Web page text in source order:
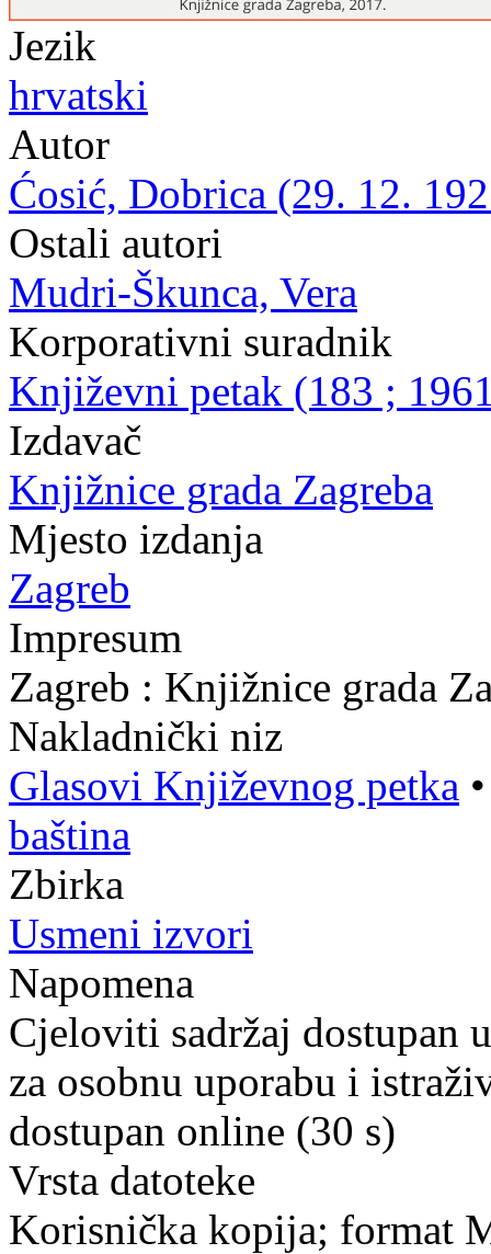
Jezik
hrvatski
Autor
Ćosić, Dobrica (29. 12.
Ostali autori
Mudri-Škunca, Vera
Korporativni suradnik
Književni petak (183 ;
Izdavač
Knjižnice grada Zagreba
Mjesto izdanja
Zagreb
Impresum
Zagreb : Knjižnice grada
Nakladnički niz
Glasovi Književnog petka
baština
Zbirka
Usmeni izvori
Napomena
Cjeloviti sadržaj dostupan
za osobnu uporabu i
dostupan online (30 s)
Vrsta datoteke
Korisnička kopija; format